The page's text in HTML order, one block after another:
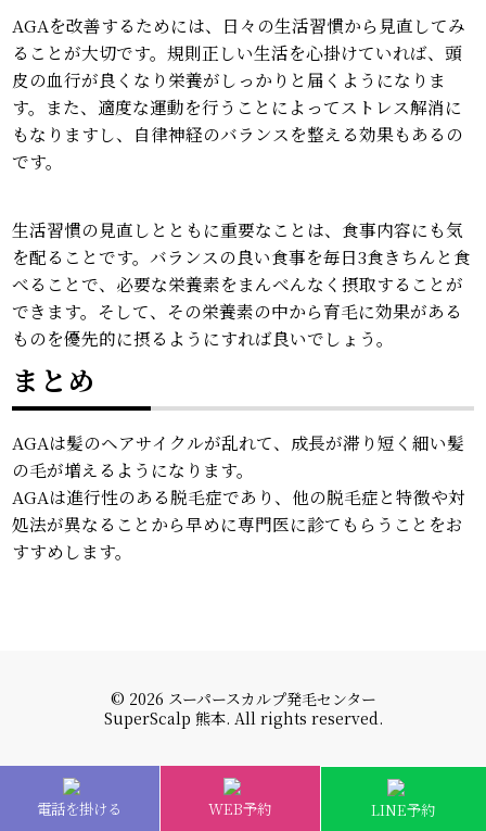
AGAを改善するためには、日々の生活習慣から見直してみ
ることが大切です。規則正しい生活を心掛けていれば、頭
皮の血行が良くなり栄養がしっかりと届くようになりま
す。また、適度な運動を行うことによってストレス解消に
もなりますし、自律神経のバランスを整える効果もあるの
です。
生活習慣の見直しとともに重要なことは、食事内容にも気
を配ることです。バランスの良い食事を毎日3食きちんと食
べることで、必要な栄養素をまんべんなく摂取することが
できます。そして、その栄養素の中から育毛に効果がある
ものを優先的に摂るようにすれば良いでしょう。
まとめ
AGAは髪のヘアサイクルが乱れて、成長が滞り短く細い髪
の毛が増えるようになります。
AGAは進行性のある脱毛症であり、他の脱毛症と特徴や対
処法が異なることから早めに専門医に診てもらうことをお
すすめします。
© 2026 スーパースカルプ発毛センター
SuperScalp 熊本. All rights reserved.
電話を掛ける WEB予約 LINE予約